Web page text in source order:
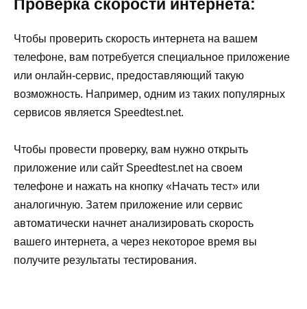
Проверка скорости интернета:
Чтобы проверить скорость интернета на вашем
телефоне, вам потребуется специальное приложение
или онлайн-сервис, предоставляющий такую
возможность. Например, одним из таких популярных
сервисов является Speedtest.net.
Чтобы провести проверку, вам нужно открыть
приложение или сайт Speedtest.net на своем
телефоне и нажать на кнопку «Начать тест» или
аналогичную. Затем приложение или сервис
автоматически начнет анализировать скорость
вашего интернета, а через некоторое время вы
получите результаты тестирования.